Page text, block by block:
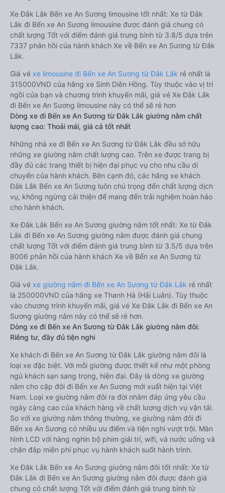
Xe Đắk Lắk Bến xe An Sương limousine tốt nhất: Xe từ Đắk
Lắk đi Bến xe An Sương limousine được đánh giá chung có
chất lượng Tốt với điểm đánh giá trung bình từ 3.8/5 dựa trên
7337 phản hồi của hành khách Xe về Bến xe An Sương từ Đắk
Lắk.
Giá vé xe limousine đi Bến xe An Sương từ Đắk Lắk rẻ nhất là
315000VND của hãng xe Sinh Diên Hồng. Tùy thuộc vào vị trí
ngồi của bạn và chương trình khuyến mãi, giá vé Xe Đắk Lắk
đi Bến xe An Sương limousine này có thể sẽ rẻ hơn
Dòng xe đi Bến xe An Sương từ Đắk Lắk giường nằm chất
lượng cao: Thoải mái, giá cả tốt nhất
Những nhà xe đi Bến xe An Sương từ Đắk Lắk đều sở hữu
những xe giường nằm chất lượng cao. Trên xe được trang bị
đầy đủ các trang thiết bị hiện đại phục vụ cho nhu cầu di
chuyển của hành khách. Bên cạnh đó, các hãng xe khách
Đắk Lắk Bến xe An Sương luôn chú trọng đến chất lượng dịch
vụ, không ngừng cải thiện để mang đến trải nghiệm hoàn hảo
cho hành khách.
Xe Đắk Lắk Bến xe An Sương giường nằm tốt nhất: Xe từ Đắk
Lắk đi Bến xe An Sương giường nằm được đánh giá chung
chất lượng Tốt với điểm đánh giá trung bình từ 3.5/5 dựa trên
8006 phản hồi của hành khách Xe về Bến xe An Sương từ
Đắk Lắk.
Giá vé xe giường nằm đi Bến xe An Sương từ Đắk Lắk rẻ nhất
là 250000VND của hãng xe Thanh Hà (Hải Luân). Tùy thuộc
vào chương trình khuyến mãi, giá vé Xe Đắk Lắk đi Bến xe An
Sương giường nằm này có thể sẽ rẻ hơn.
Dòng xe đi Bến xe An Sương từ Đắk Lắk giường nằm đôi:
Riêng tư, đầy đủ tiện nghi
Xe khách đi Bến xe An Sương từ Đắk Lắk giường nằm đôi là
loại xe đặc biệt. Với mỗi giường được thiết kế như một phòng
ngủ khách sạn sang trọng, hiện đại. Đây là dòng xe giường
nằm cho cặp đôi đi Bến xe An Sương mới xuất hiện tại Việt
Nam. Loại xe giường nằm đôi ra đời nhằm đáp ứng yêu cầu
ngày càng cao của khách hàng về chất lượng dịch vụ vận tải.
So với xe giường nằm thông thường, xe giường nằm đôi đi
Bến xe An Sương có nhiều ưu điểm và tiện nghi vượt trội. Màn
hình LCD với hàng nghìn bộ phim giải trí, wifi, và nước uống và
chăn đắp miễn phí phục vụ hành khách suốt hành trình.
Xe Đắk Lắk Bến xe An Sương giường nằm đôi tốt nhất: Xe từ
Đắk Lắk đi Bến xe An Sương giường nằm đôi được đánh giá
chung có chất lượng Tốt với điểm đánh giá trung bình từ